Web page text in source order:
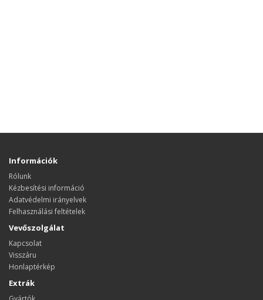
Információk
Rólunk
Kézbesítési információ
Adatvédelmi irányelvek
Felhasználási feltételek
Vevőszolgálat
Kapcsolat
Visszáru
Honlaptérkép
Extrák